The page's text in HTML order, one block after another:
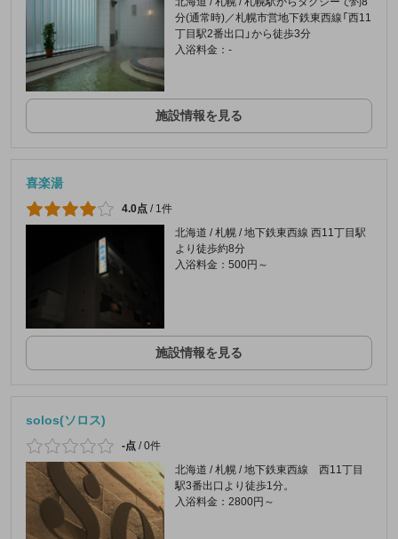
分(通常時)／札幌市営地下鉄東西線「西11
丁目駅2番出口」から徒歩3分
入浴料金：-
施設情報を見る
喜楽湯
4.0点 / 1件
北海道 / 札幌 / 地下鉄東西線 西11丁目駅
より徒歩約8分
入浴料金：500円～
施設情報を見る
solos(ソロス)
-点 /0件
北海道 / 札幌 / 地下鉄東西線 西11丁目
駅3番出口より徒歩1分。
入浴料金：2800円～